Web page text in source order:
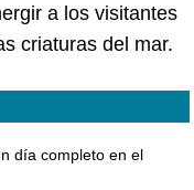
a los visitantes
criaturas del mar.
día completo en el